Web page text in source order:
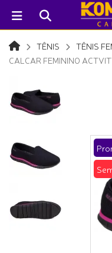
TÊNIS TÊNIS
CALCAR FEMININO